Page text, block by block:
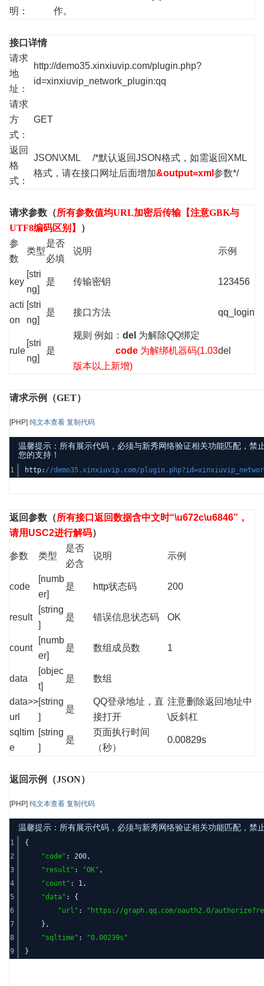
明：
作。
接口详情
请求
地
址：
http://demo35.xinxiuvip.com/plugin.php?
id=xinxiuvip_network_plugin:qq
请求
方
式：
GET
返回
格
式：
JSON\XML /*默认返回JSON格式，如需返回XML
格式，请在接口网址后面增加&output=xml 参数*/
请求参数（所有参数值均URL加密后传输【注意GBK与
UTF8编码区别】
）
参
数
类型
是否
必填
说明 示例
key
[stri
ng]
是 传输密钥 123456
acti
on
[stri
ng]
是 接口方法 qq_login
rule
[stri
ng]
是
规则 例如： del 为解除QQ绑定
code 为解绑机器码(1.03
版本以上新增)
del
请求示例（GET）
[PHP] 纯文本查看 复制代码
温馨提示：所有展示代码，必须与新秀网络验证相关功能匹配，
您的支持！
1 http: //demo35.xinxiuvip.com/
返回参数 （所有接口返回数据含中文时“\u672c\u6846”，
请用USC2进行解码）
参数 类型
是否
必含
说明 示例
code
[numb
er]
是 http状态码 200
result
[string
]
是 错误信息状态码 OK
count
[numb
er]
是 数组成员数 1
data
[objec
t]
是 数组
data>>
url
[string
]
是
QQ登录地址，直
接打开
注意删除返回地址中
\反斜杠
sqltim
e
[string
]
是
页面执行时间
（秒）
0.00829s
返回示例（JSON）
[PHP] 纯文本查看 复制代码
温馨提示：所有展示代码，必须与新秀网络验证相关功能匹配，
1
2
3
4
5
6
7
8
9
{
"code" : 200,
"result" : "OK" ,
"count" : 1,
"data" : {
"url" : " https://graph.qq.com/oauth2.0/
},
"sqltime" :
"0.00239s"
}